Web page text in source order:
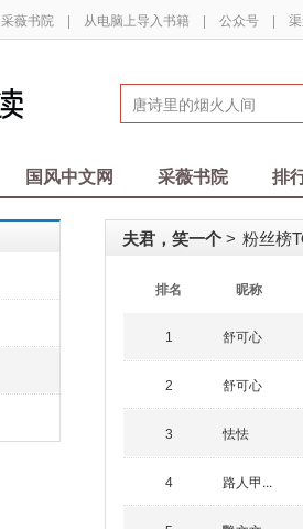
采薇书院 | 从电脑上导入书籍 | 公众号 |
国风中文网 采薇书院 排
夫君，笑一个 > 粉丝榜
排名 昵称
1 舒可心
2 舒可心
3 怯怯
4 路人甲...